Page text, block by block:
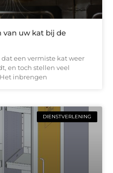
van uw kat bij de
een vermiste kat weer
en toch stellen veel
inbrengen
DIENSTVERLENING